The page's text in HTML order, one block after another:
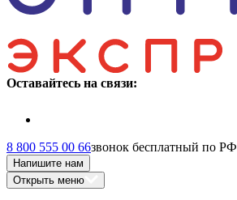
Оставайтесь на связи:
8 800 555 00 66звонок бесплатный по РФ
Напишите нам
Открыть меню